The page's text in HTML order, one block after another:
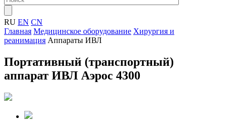
RU EN CN
Главная Медицинское оборудование Хирургия и
реанимация Аппараты ИВЛ
Портативный (транспортный)
аппарат ИВЛ Аэрос 4300